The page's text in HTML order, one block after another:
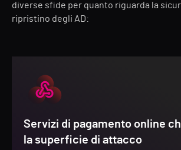
diverse sfide per quanto riguarda la
ripristino degli AD:
Servizi di pagamento online
la superficie di attacco